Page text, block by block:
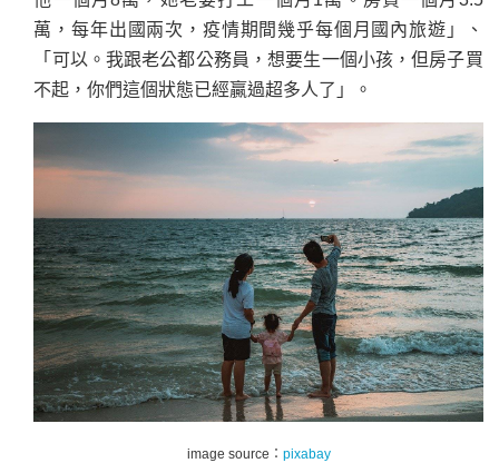
萬，每年出國兩次，疫情期間幾乎每個月國內旅遊」、
「可以。我跟老公都公務員，想要生一個小孩，但房子買
不起，你們這個狀態已經贏過超多人了」。
image source： pixabay